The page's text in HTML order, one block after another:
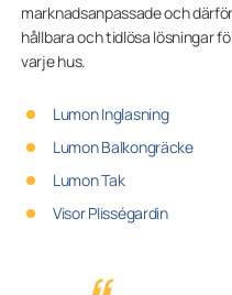
marknadsanpassade och
hållbara och tidlösa lösningar
varje hus.
Lumon Inglasning
Lumon Balkongräcke
Lumon Tak
Visor Plisségardin